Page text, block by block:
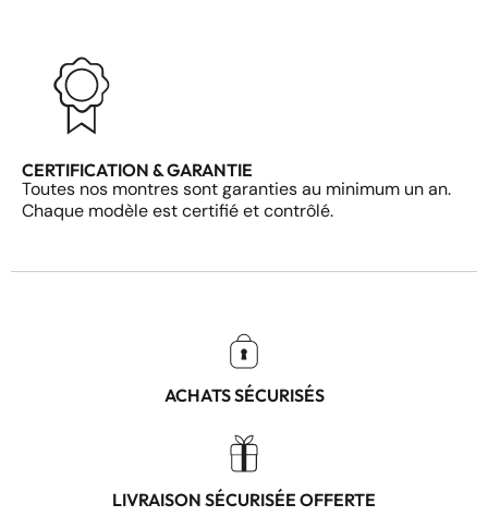
CERTIFICATION & GARANTIE
Toutes nos montres sont garanties au minimum un an.
Chaque modèle est certifié et contrôlé.
ACHATS SÉCURISÉS
LIVRAISON SÉCURISÉE OFFERTE